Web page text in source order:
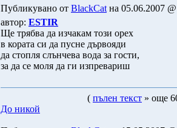
Публикувано от BlackCat на 05.06.2007
автор: ESTIR
Ще трябва да изчакам този орех
в кората си да пусне дървояди
да стопля слънчева вода за гости,
за да се моля да ги изпревариш
( пълен текст » още
До никой